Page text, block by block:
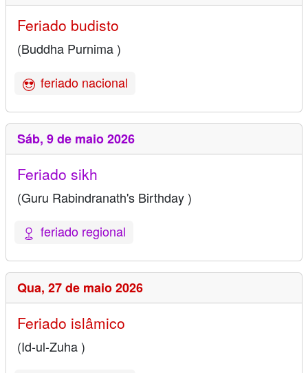
Feriado budisto
(Buddha Purnima )
feriado nacional
Sáb, 9 de maio 2026
Feriado sikh
(Guru Rabindranath's Birthday )
feriado regional
Qua, 27 de maio 2026
Feriado islâmico
(Id-ul-Zuha )